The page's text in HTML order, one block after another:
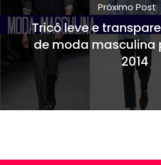
Próximo Post
Tricô leve e
de moda masculina
2014